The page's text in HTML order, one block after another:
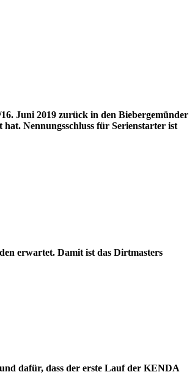
Juni 2019 zurück in den Biebergemünder
Nennungsschluss für Serienstarter ist
erwartet. Damit ist das Dirtmasters
dafür, dass der erste Lauf der KENDA